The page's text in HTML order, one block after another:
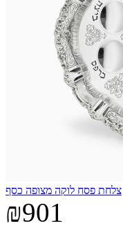
צלחת פסח לוקה מצופה כסף
₪901